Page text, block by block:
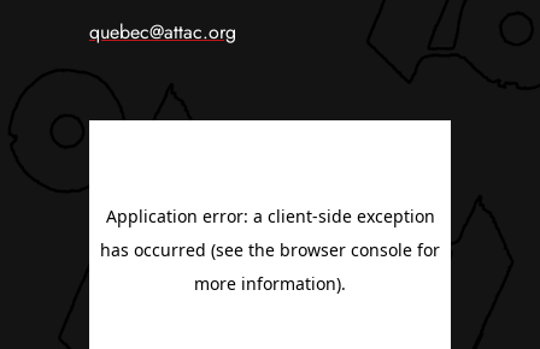
quebec@attac.org